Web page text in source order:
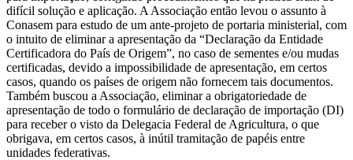
difícil solução e aplicação. A Associação então levou o assunto à
Conasem para estudo de um ante-projeto de portaria ministerial, com
o intuito de eliminar a apresentação da “Declaração da Entidade
Certificadora do País de Origem”, no caso de sementes e/ou mudas
certificadas, devido a impossibilidade de apresentação, em certos
casos, quando os países de origem não fornecem tais documentos.
Também buscou a Associação, eliminar a obrigatoriedade de
apresentação de todo o formulário de declaração de importação (DI)
para receber o visto da Delegacia Federal de Agricultura, o que
obrigava, em certos casos, à inútil tramitação de papéis entre
unidades federativas.